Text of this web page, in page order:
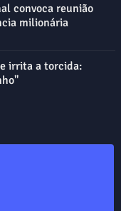
convoca reunião
milionária
irrita a torcida: